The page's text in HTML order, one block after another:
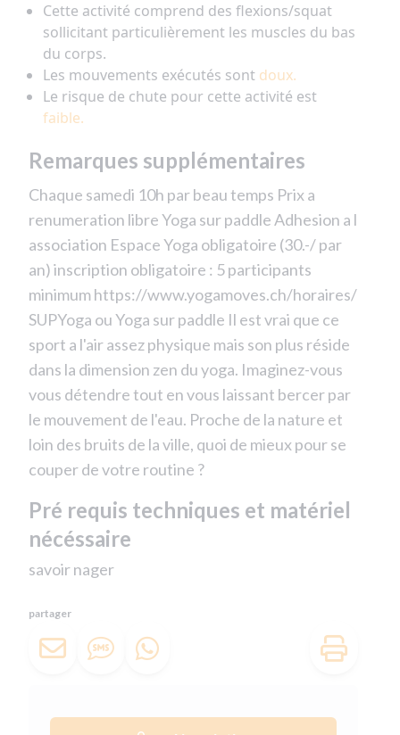
Cette activité comprend des flexions/squat
sollicitant particulièrement les muscles du bas
du corps.
Les mouvements exécutés sont doux.
Le risque de chute pour cette activité est
faible.
Remarques supplémentaires
Chaque samedi 10h par beau temps Prix a
renumeration libre Yoga sur paddle Adhesion a l
association Espace Yoga obligatoire (30.-/ par
an) inscription obligatoire : 5 participants
minimum https://www.yogamoves.ch/horaires/
SUPYoga ou Yoga sur paddle Il est vrai que ce
sport a l'air assez physique mais son plus réside
dans la dimension zen du yoga. Imaginez-vous
vous détendre tout en vous laissant bercer par
le mouvement de l'eau. Proche de la nature et
loin des bruits de la ville, quoi de mieux pour se
couper de votre routine ?
Pré requis techniques et matériel
nécéssaire
savoir nager
partager